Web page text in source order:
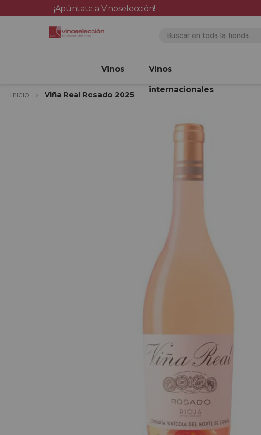
¡Apúntate a Vinoselección!
Vinos Vinos
internacionales
Inicio
Viña Real Rosado 2025